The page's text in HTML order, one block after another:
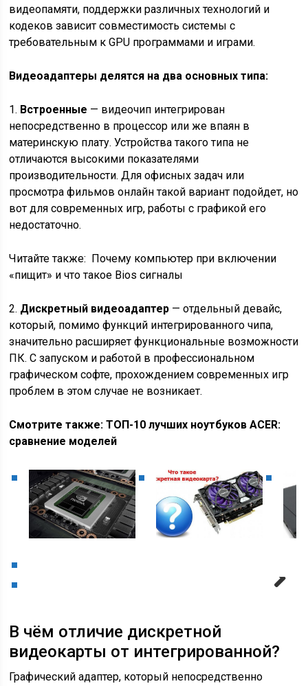
видеопамяти, поддержки различных технологий и
кодеков зависит совместимость системы с
требовательным к GPU программами и играми.
Видеоадаптеры делятся на два основных типа:
1. Встроенные — видеочип интегрирован
непосредственно в процессор или же впаян в
материнскую плату. Устройства такого типа не
отличаются высокими показателями
производительности. Для офисных задач или
просмотра фильмов онлайн такой вариант подойдет, но
вот для современных игр, работы с графикой его
недостаточно.
Читайте также: Почему компьютер при включении
«пищит» и что такое Bios сигналы
2. Дискретный видеоадаптер — отдельный девайс,
который, помимо функций интегрированного чипа,
значительно расширяет функциональные возможности
ПК. С запуском и работой в профессиональном
графическом софте, прохождением современных игр
проблем в этом случае не возникает.
Смотрите также: ТОП-10 лучших ноутбуков ACER:
сравнение моделей
В чём отличие дискретной
видеокарты от интегрированной?
Графический адаптер, который непосредственно